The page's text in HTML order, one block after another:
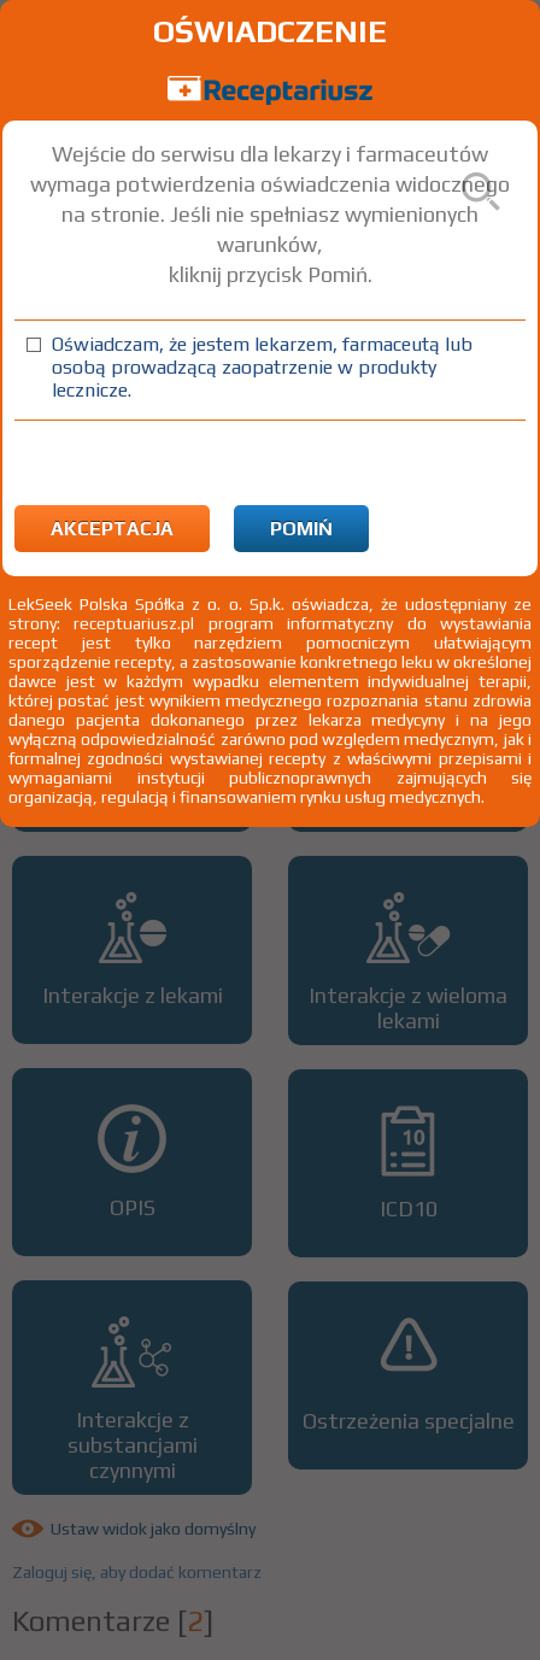
® Turbuhaler
Budesonide + Formoterol
inhal.
proszkowy
160/4,5
1 inhal. (60
Wziewnie
1) Przewlekła obturacyjna choroba płuc
Eozynofilowe
zapalenie oskrzeli
4)Pacjenci do ukończenia 18 roku życia
Wszystkie dawki leku
Interakcje z lekami
OPIS
Interakcje z
substancjami
czynnymi
ATC
Interakcje z wieloma
lekami
ICD10
Ostrzeżenia specjalne
Ustaw widok jako domyślny
Zaloguj się, aby dodać komentarz
Komentarze [2]
OŚWIADCZENIE
Wejście do serwisu dla lekarzy i farmaceutów
wymaga potwierdzenia oświadczenia widocznego
na stronie. Jeśli nie spełniasz wymienionych
warunków,
kliknij przycisk Pomiń.
Oświadczam, że jestem lekarzem, farmaceutą lub
osobą prowadzącą zaopatrzenie w produkty
lecznicze.
AKCEPTACJA POMIŃ
LekSeek Polska Spółka z o. o. Sp.k. oświadcza, że udostępniany ze
strony: receptuariusz.pl program informatyczny do wystawiania
recept jest tylko narzędziem pomocniczym ułatwiającym
sporządzenie recepty, a zastosowanie konkretnego leku w określonej
dawce jest w każdym wypadku elementem indywidualnej terapii,
której postać jest wynikiem medycznego rozpoznania stanu zdrowia
danego pacjenta dokonanego przez lekarza medycyny i na jego
wyłączną odpowiedzialność zarówno pod względem medycznym, jak i
formalnej zgodności wystawianej recepty z właściwymi przepisami i
wymaganiami instytucji publicznoprawnych zajmujących się
organizacją, regulacją i finansowaniem rynku usług medycznych.